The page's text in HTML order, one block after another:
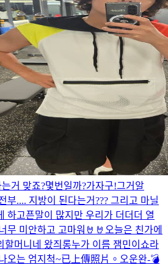
거 맞죠?몇번일까?가자구!그거알
부.... 지방이 된다는거??? 그리고 마닐
하고픈말이 많지만 우리가 더더더 열
무 미안하고 고마워🤘🤘 오늘은 친가에
할머니네 왔즤롱누가 이름 잼민이쇼라
오는 엄지척~已上傳照片。 오운완-💣